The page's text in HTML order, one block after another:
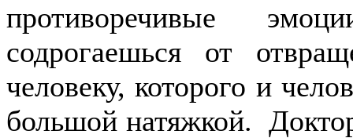
противоречивые
содрогаешься от
человеку, которого и
большой натяжкой.